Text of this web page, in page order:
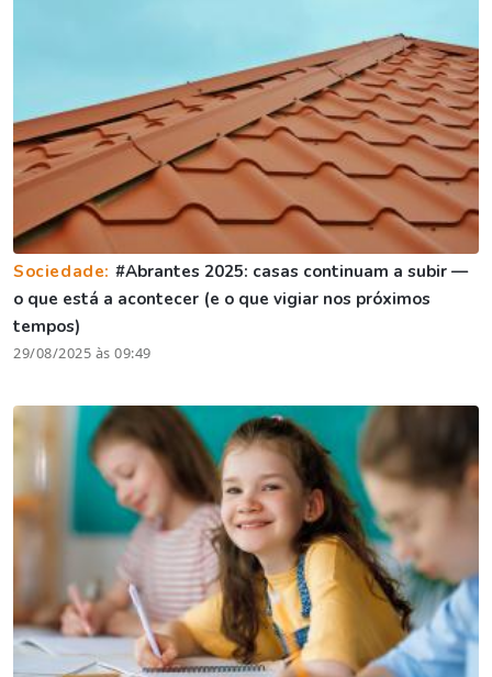
Sociedade: #Abrantes 2025: casas continuam a subir —
o que está a acontecer (e o que vigiar nos próximos
tempos)
29/08/2025 às 09:49